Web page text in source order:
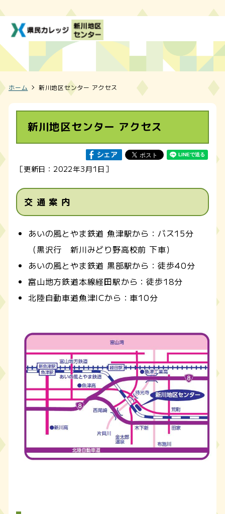
ホーム 新川地区センター アクセス
新川地区センター アクセス
［更新日：2022年3月1日］
交 通 案 内
あいの風とやま鉄道 魚津駅から：バス15分
（黒沢行 新川みどり野高校前 下車）
あいの風とやま鉄道 黒部駅から：徒歩40分
富山地方鉄道本線経田駅から：徒歩18分
北陸自動車道魚津ICから：車10分